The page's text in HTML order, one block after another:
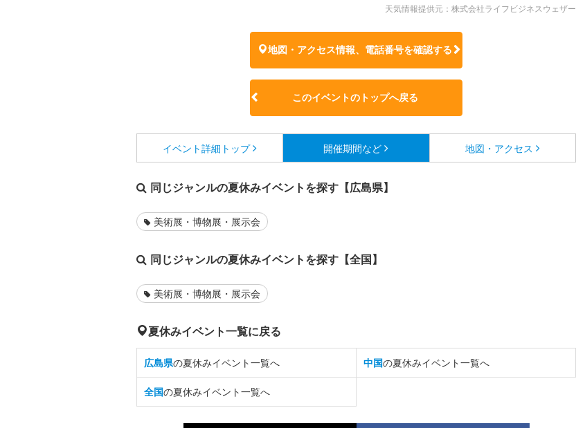
天気情報提供元：株式会社ライフビジネスウェザー
地図・アクセス情報、電話番号を確認する
このイベントのトップへ戻る
イベント詳細 トップ 開催期間など 地図・アクセス
同じジャンルの夏休みイベントを探す【広島県】
美術展・博物展・展示会
同じジャンルの夏休みイベントを探す【全国】
美術展・博物展・展示会
夏休みイベント一覧に戻る
広島県の夏休みイベント一覧へ 中国の夏休みイベント一覧へ
全国の夏休みイベント一覧へ